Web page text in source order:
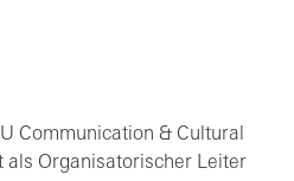
Communication & Cultural
als Organisatorischer Leiter